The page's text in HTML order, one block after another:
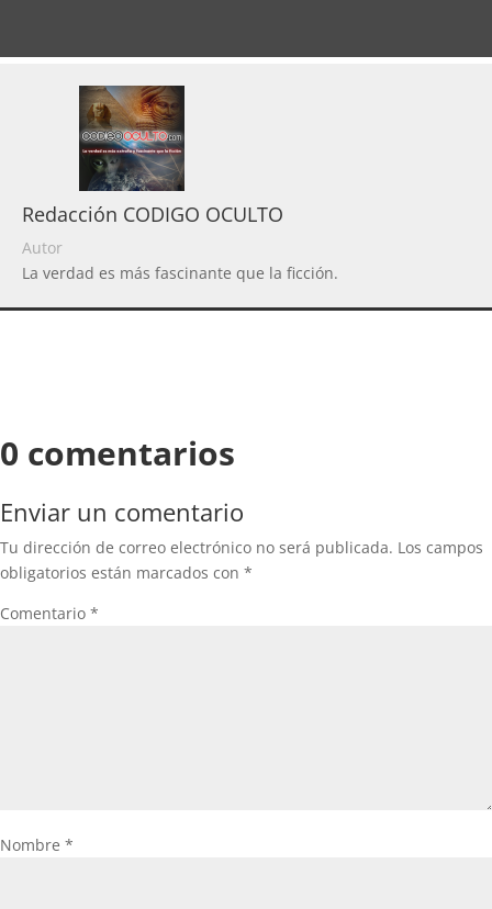
Redacción CODIGO OCULTO
Autor
La verdad es más fascinante que la ficción.
0 comentarios
Enviar un comentario
Tu dirección de correo electrónico no será publicada. Los campos
obligatorios están marcados con *
Comentario *
Nombre *